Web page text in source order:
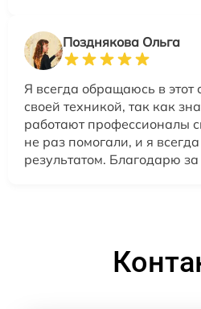
Позднякова Ольга
Я всегда обращаюсь в этот
своей техникой, так как
работают профессионалы
не раз помогали, и я
результатом. Благодарю